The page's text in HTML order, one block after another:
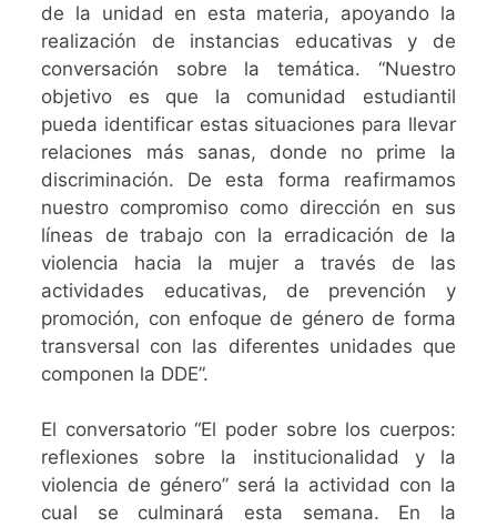
de la unidad en esta materia, apoyando la
realización de instancias educativas y de
conversación sobre la temática. “Nuestro
objetivo es que la comunidad estudiantil
pueda identificar estas situaciones para llevar
relaciones más sanas, donde no prime la
discriminación. De esta forma reafirmamos
nuestro compromiso como dirección en sus
líneas de trabajo con la erradicación de la
violencia hacia la mujer a través de las
actividades educativas, de prevención y
promoción, con enfoque de género de forma
transversal con las diferentes unidades que
componen la DDE”.
El conversatorio “El poder sobre los cuerpos:
reflexiones sobre la institucionalidad y la
violencia de género” será la actividad con la
cual se culminará esta semana. En la